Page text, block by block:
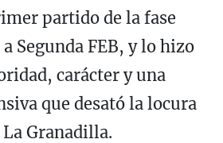
partido de la fase
Segunda FEB, y lo hizo
carácter y una
que desató la locura
La Granadilla.